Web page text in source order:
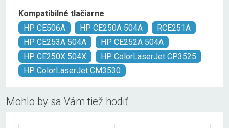
Kompatibilné tlačiarne
HP CE506A
HP CE250A 504A
RCE251A
HP CE253A 504A
HP CE252A 504A
HP CE250X 504X
HP ColorLaserJet CP3525
HP ColorLaserJet CM3530
Mohlo by sa Vám tiež hodiť